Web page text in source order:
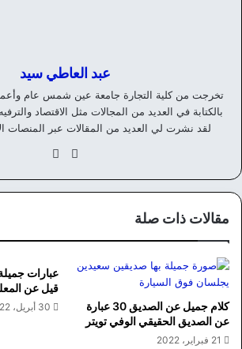
عبد العاطي سيد
تخرجت من كلية التجارة جامعة عين شمس عام
بالكتابة في العديد من المجالات مثل الاقتصاد
لقد نشرت لي العديد من المقالات عبر المنصات
موق
الويوك
مقالات ذات صلة
كلام جميل عن الصديق 30 عبارة
عن الصديق الحقيقي الوفي تويتر
21 فبراير، 2022
عبارات
قيل عن
30 أبريل، 2022